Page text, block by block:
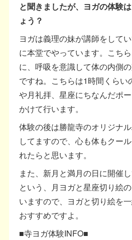
と聞きましたが、ヨガの体験
ょう？
ヨガは義理の妹が講師をして
に本堂でやっています。こち
に、呼吸を意識して体の内側
ですね。こちらは1時間くらい
や月礼拝、星座にちなんだポ
かけて行います。
体験の後は勝龍寺のオリジナ
してますので、心も体もクー
れたらと思います。
また、新月と満月の日に開催
という、月ヨガと星座切り絵
いますので、ヨガと切り絵を
おすすめですよ。
■寺ヨガ体験INFO■